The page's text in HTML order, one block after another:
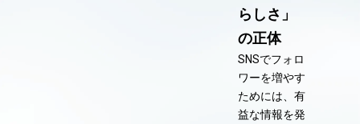
らしさ」
の正体
SNSでフォロ
ワーを増やす
ためには、有
益な情報を発